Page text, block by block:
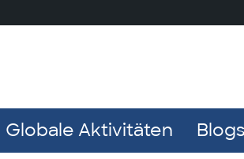
Globale Aktivitäten Blogs